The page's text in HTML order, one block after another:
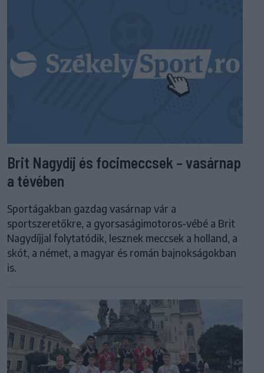
Brit Nagydíj és focimeccsek – vasárnap
a tévében
Sportágakban gazdag vasárnap vár a
sportszeretőkre, a gyorsaságimotoros-vébé a Brit
Nagydíjjal folytatódik, lesznek meccsek a holland, a
skót, a német, a magyar és román bajnokságokban
is.